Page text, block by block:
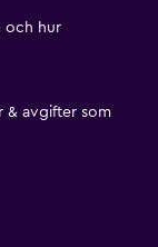
och hur
& avgifter som